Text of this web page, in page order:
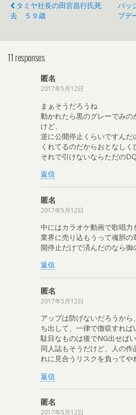
タミヤ社長の田宮昌行氏死
去 ５９歳
バッ
ブデ
11 responses
匿名
2017年5月12日
まぁそうだろうね
動かれたら黒のグレーでみの
けど、
逆に公開停止くらいですんだ
くれてるのだからおとなしく
それで引けないならただの
返信
匿名
2017年5月12日
中にはカラオケ動画で歌唱
業界に売り込もうって魂胆
開停止だけで済んだのなら御
返信
匿名
2017年5月12日
アップは防げないだろうか
ち出して、一律で徴収すれば
駄目なものは後でNG出せば
同人誌もそうだけど、人の
れに見合うリスクを負ってや
返信
匿名
2017年5月12日